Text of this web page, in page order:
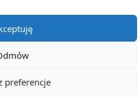
preferencje